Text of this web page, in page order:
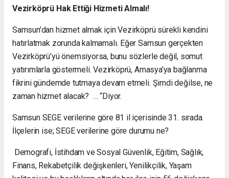
Vezirköprü Hak Ettiği Hizmeti Almalı!
Samsun’dan hizmet almak için Vezirköprü sürekli kendini
hatırlatmak zorunda kalmamalı. Eğer Samsun gerçekten
Vezirköprü’yü önemsiyorsa, bunu sözlerle değil, somut
yatırımlarla göstermeli. Vezirköprü, Amasya’ya bağlanma
fikrini gündemde tutmaya devam etmeli. Şimdi değilse, ne
zaman hizmet alacak? … “Diyor.
Samsun SEGE verilerine göre 81 il içerisinde 31. sırada.
İlçelerin ise; SEGE verilerine göre durumu ne?
Demografi, İstihdam ve Sosyal Güvenlik, Eğitim, Sağlık,
Finans, Rekabetçilik değişkenleri, Yenilikçilik, Yaşam